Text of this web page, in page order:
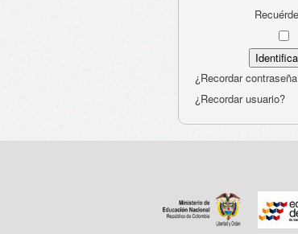
¿Recordar
¿Recordar usuario?